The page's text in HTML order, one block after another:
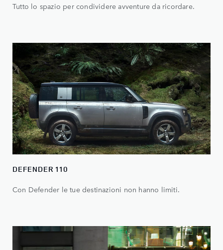
Tutto lo spazio per condividere avventure da ricordare.
DEFENDER 110
Con Defender le tue destinazioni non hanno limiti.